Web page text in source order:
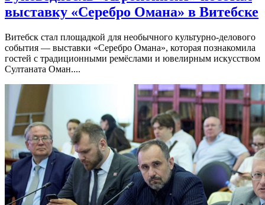
выставку «Серебро Омана» в Витебске
Витебск стал площадкой для необычного культурно-делового
события — выставки «Серебро Омана», которая познакомила
гостей с традиционными ремёслами и ювелирным искусством
Султаната Оман....